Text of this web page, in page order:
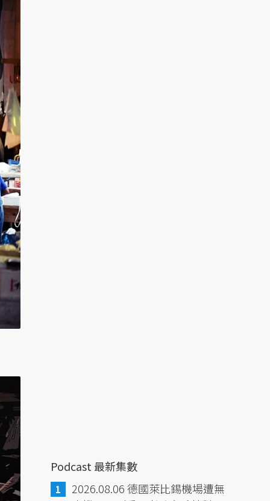
Podcast 最新集數
2026.08.06 德國萊比錫機場遭無